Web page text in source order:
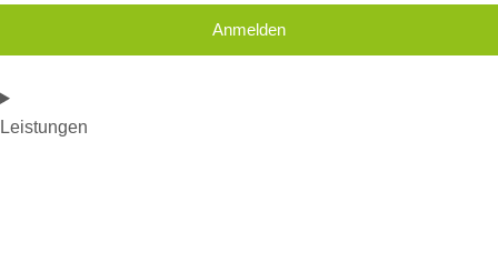
Anmelden
Leistungen